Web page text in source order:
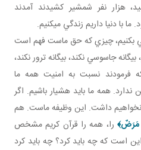
هزار نفر شمشير کشيدند آمدند
با دنيا داريم زندگي مي کنيم.
بکنيم، چيزي که حق ماست فهم است
جاسوسي نکند، بيگانه ترور نکند،
که فرمودند نسبت به امنيت همه ما
همه ما بايد هشيار باشيم. اگر
نخواهيم داشت. اين وظيفه ماست. هم
مَرَضٌ﴾ را، همه را قرآن کريم مشخص
است که چه بايد کرد؟ چه بايد کرد